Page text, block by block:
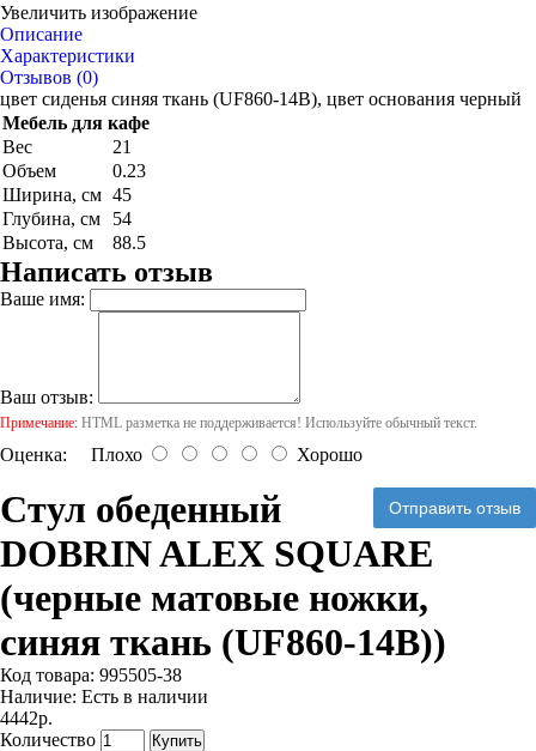
Увеличить изображение
Описание
Характеристики
Отзывов (0)
цвет сиденья синяя ткань (UF860-14B), цвет основания черный
Мебель для кафе
Вес
21
Объем
0.23
Ширина, см 45
Глубина, см
54
Высота, см
88.5
Написать отзыв
Ваше имя:
Ваш отзыв:
Примечание: HTML разметка не поддерживается! Используйте обычный текст.
Оценка: Плохо Хорошо
Отправить отзыв
Стул обеденный
DOBRIN ALEX SQUARE
(черные матовые ножки,
синяя ткань (UF860-14B))
Код товара: 995505-38
Наличие: Есть в наличии
4442р.
Количество
Купить